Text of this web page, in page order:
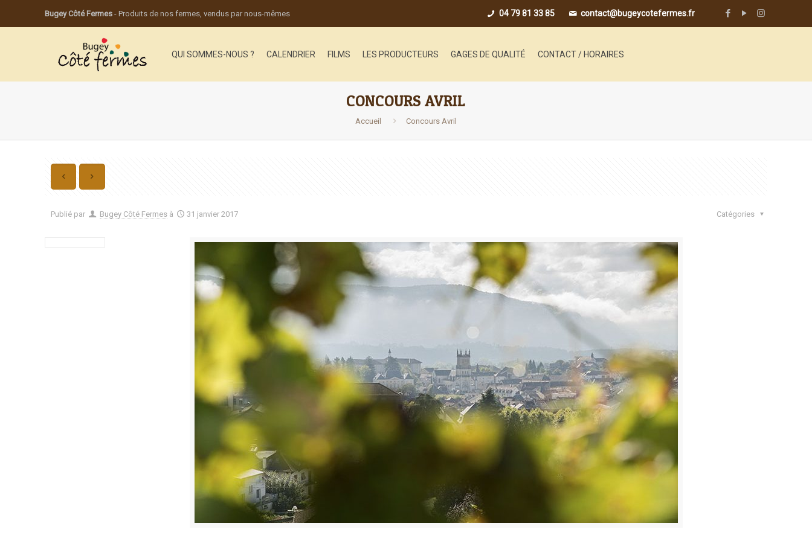
Bugey Côté Fermes - Produits de nos fermes, vendus par nous-mêmes 04 79 81 33 85 contact@bugeycotefermes.fr
QUI SOMMES-NOUS ? CALENDRIER FILMS LES PRODUCTEURS GAGES DE QUALITÉ CONTACT / HORAIRES
CONCOURS AVRIL
Accueil Concours Avril
Publié par Bugey Côté Fermes à 31 janvier 2017 Catégories